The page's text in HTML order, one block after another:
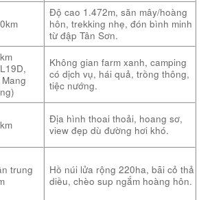
Độ cao 1.472m, săn mây/hoàng
hôn, trekking nhẹ, đón bình minh
từ đập Tân Sơn.
Không gian farm xanh, camping
có dịch vụ, hái quả, trồng thông,
tiệc nướng.
Địa hình thoai thoải, hoang sơ,
view đẹp dù đường hơi khó.
trung
Hồ núi lửa rộng 220ha, bãi cỏ thả
diều, chèo sup ngắm hoàng hôn.